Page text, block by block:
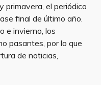
primavera, el periódico
final de último año.
e invierno, los
pasantes, por lo que
de noticias,